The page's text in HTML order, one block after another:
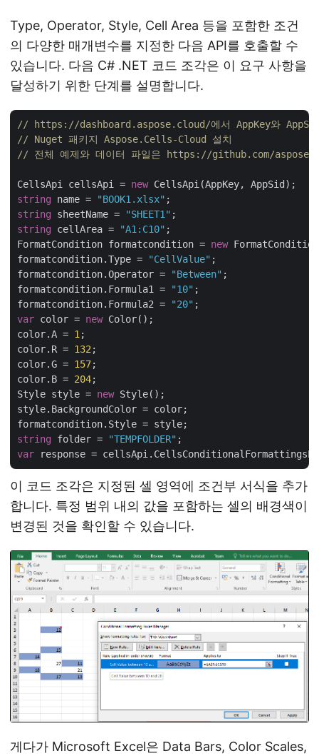
Type, Operator, Style, Cell Area 등을 포함한 조건
의 다양한 매개변수를 지정한 다음 API를 호출할 수
있습니다. 다음 C# .NET 코드 조각은 이 요구 사항을
달성하기 위한 단계를 설명합니다.
// https://dashboard.aspose.cloud/에서 AppKey와 AppSID
// Nuget 패키지 Aspose.Cells-Cloud 설치
// 전체 예제와 데이터 파일은 https://github.com/
CellsApi cellsApi = new
string name = "BOOK1.xlsx"
string sheetName = "SHEET1"
string cellArea = "A1:C10" ;
FormatCondition formatcondition = new
formatcondition.Type =
"CellValue" ;
formatcondition.Operator =
"Between" ;
formatcondition.Formula1 =
"10" ;
formatcondition.Formula2 =
"20"
var color = new Color();
color.A = 1;
color.R = 132;
color.G = 157;
color.B = 204;
Style style = new Style();
style.BackgroundColor = color;
string folder = "TEMPFOLDER"
var
이 코드 조각은 지정된 셀 영역에 조건부 서식을 추가
합니다. 특정 범위 내의 값을 포함하는 셀의 배경색이
변경된 것을 확인할 수 있습니다.
게다가 Microsoft Excel은 Data Bars, Color Scales,